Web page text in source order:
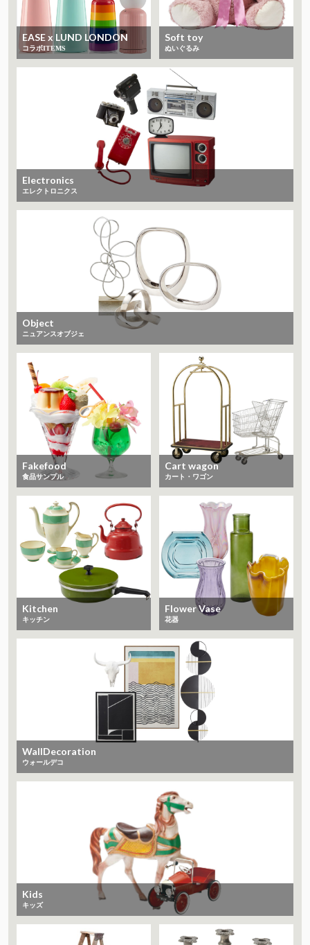
EASE x LUND LONDON
コラボITEMS
Soft toy
ぬいぐるみ
Electronics
エレクトロニクス
Object
ニュアンスオブジェ
Fakefood
食品サンプル
Cart wagon
カート・ワゴン
Kitchen
キッチン
Flower Vase
花器
WallDecoration
ウォールデコ
Kids
キッズ